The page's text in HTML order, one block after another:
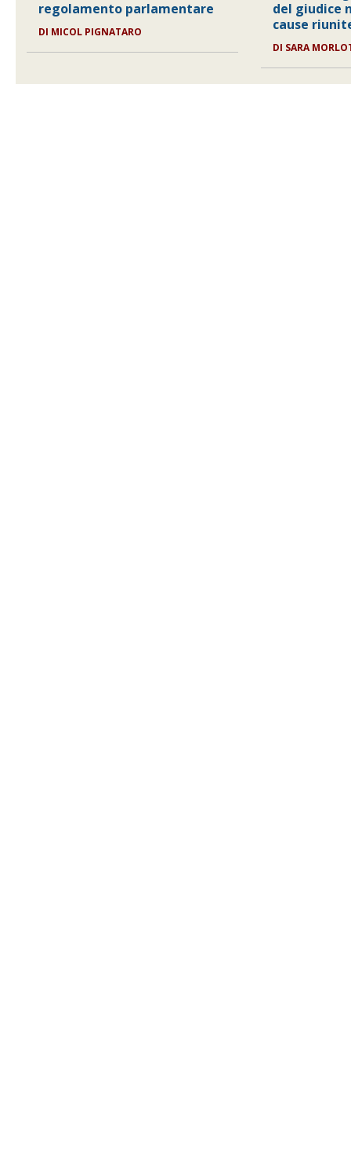
regolamento parlamentare
DI MICOL PIGNATARO
del giudice
cause
DI SARA